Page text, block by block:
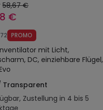
58,67 €
€
PROMO
mit Licht,
DC, einziehbare Flügel,
Transparent
Zustellung in 4 bis 5